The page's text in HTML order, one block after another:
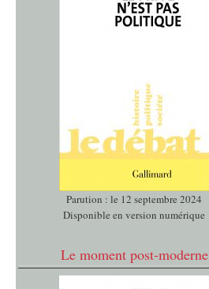
Parution : le 12 septembre 2024
Disponible en version numérique
Le moment post-moderne